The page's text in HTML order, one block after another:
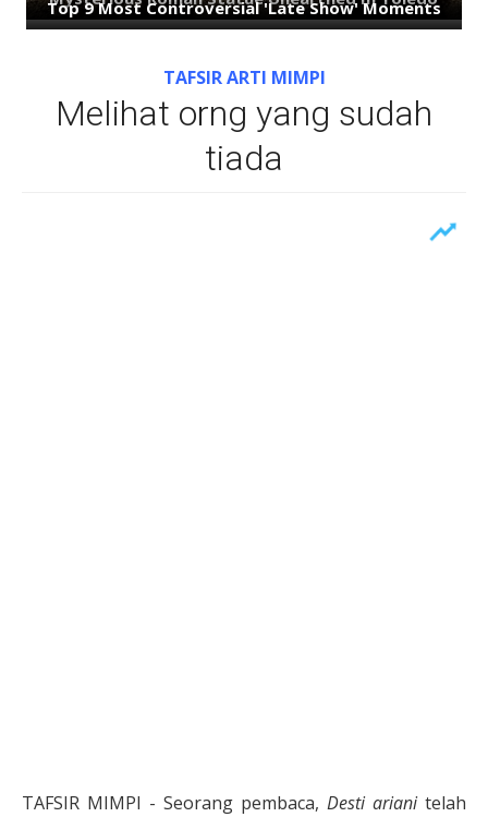
TAFSIR ARTI MIMPI
Melihat orng yang sudah
tiada
TAFSIR MIMPI - Seorang pembaca, Desti arianitelah